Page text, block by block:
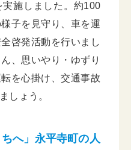
施しました。約100
子を見守り、車を運
啓発活動を行いまし
、思いやり・ゆずり
を心掛け、交通事故
しょう。
ちへ」永平寺町の人